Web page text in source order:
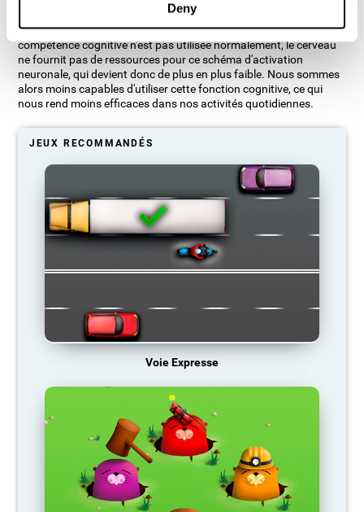
Deny
Notre cerveau est conçu pour économiser des ressources, il a
donc tendance à éliminer les connexions inutilisées. Ainsi, si une
compétence cognitive n'est pas utilisée normalement, le cerveau
ne fournit pas de ressources pour ce schéma d'activation
neuronale, qui devient donc de plus en plus faible. Nous sommes
alors moins capables d'utiliser cette fonction cognitive, ce qui
nous rend moins efficaces dans nos activités quotidiennes.
JEUX RECOMMANDÉS
Voie Expresse